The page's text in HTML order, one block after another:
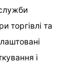
торгівлі та
і